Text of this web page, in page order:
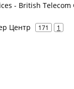
- British Telecom
Центр 171 1